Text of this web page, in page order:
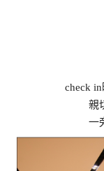
check
親
一